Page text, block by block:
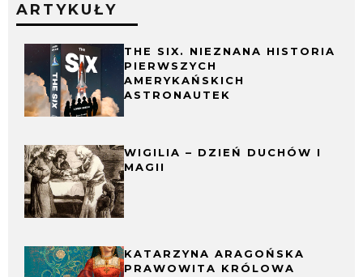
ARTYKUŁY
THE SIX. NIEZNANA HISTORIA
PIERWSZYCH
AMERYKAŃSKICH
ASTRONAUTEK
WIGILIA – DZIEŃ DUCHÓW I
MAGII
KATARZYNA ARAGOŃSKA
PRAWOWITA KRÓLOWA